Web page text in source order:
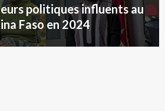
politiques influents au
Faso en 2024